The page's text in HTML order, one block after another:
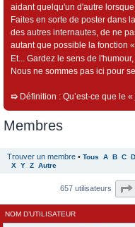
aidant quelqu'un d'autre
Faites en sorte de poster dans
des autres internautes, de ne
autant que possible la fonction «
Et... Gardez le sens de
Nous ne sommes pas ici pour
➯ Définition : Qu’est-ce que le
Membres
Trouver un membre • Tous A B C D
X Y Z Autre
657 utilisateurs
NOM D’UTILISATEUR